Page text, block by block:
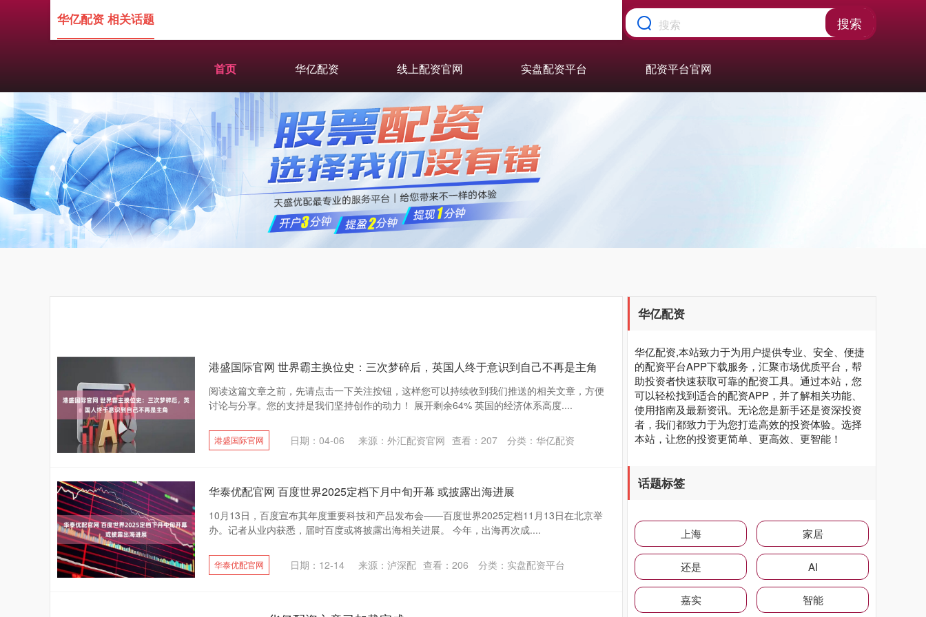
搜索
首页 华亿配资 线上配资官网 实盘配资平台 配资平台官网
华亿配资 相关话题
港盛国际官网 世界霸主换位史：三次梦碎后，英国人终于意识到自己不再是主角
阅读这篇文章之前，先请点击一下关注按钮，这样您可以持续收到我们推送的相关文章，方便
讨论与分享。您的支持是我们坚持创作的动力！ 展开剩余64% 英国的经济体系高度....
港盛国际官网 日期：04-06 来源：外汇配资官网 查看： 207 分类： 华亿配资
华泰优配官网 百度世界2025定档下月中旬开幕 或披露出海进展
10月13日，百度宣布其年度重要科技和产品发布会——百度世界2025定档11月13日在北京举
办。记者从业内获悉，届时百度或将披露出海相关进展。 今年，出海再次成....
华泰优配官网 日期：12-14 来源：泸深配 查看： 206 分类： 实盘配资平台
华亿配资
华亿配资,本站致力于为用户提供专业、安全、便捷
的配资平台APP下载服务，汇聚市场优质平台，帮
助投资者快速获取可靠的配资工具。通过本站，您
可以轻松找到适合的配资APP，并了解相关功能、
使用指南及最新资讯。无论您是新手还是资深投资
者，我们都致力于为您打造高效的投资体验。选择
本站，让您的投资更简单、更高效、更智能！
话题标签
上海 家居
还是 AI
嘉实 智能